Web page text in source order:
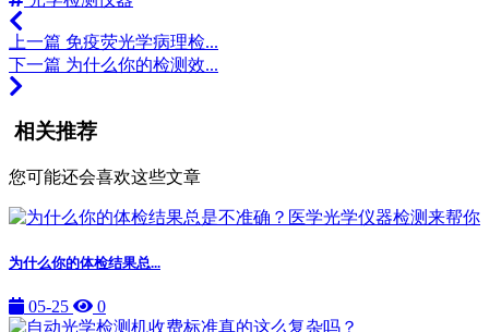
上一篇 免疫荧光学病理检...
下一篇 为什么你的检测效...
相关推荐
您可能还会喜欢这些文章
为什么你的体检结果总...
05-25 0